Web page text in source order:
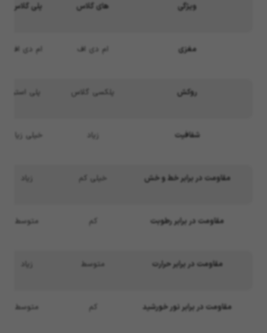
ویژگی های گلاس پلی گلاس
مغزی ام دی اف ام دی اف
روکش پلکسی گلاس پلی استر
شفافیت زیاد خیلی زیاد
مقاومت در برابر خط و خش خیلی کم زیاد
مقاومت در برابر رطوبت کم متوسط
مقاومت در برابر حرارت متوسط زیاد
مقاومت در برابر نور خورشید کم متوسط